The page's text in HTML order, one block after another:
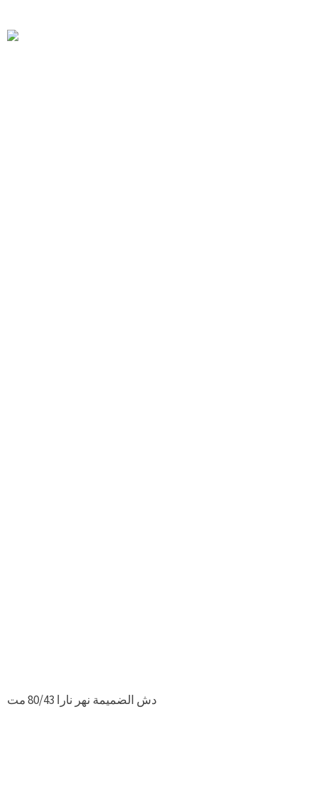
دش الضميمة نهر نارا 80/43 مت